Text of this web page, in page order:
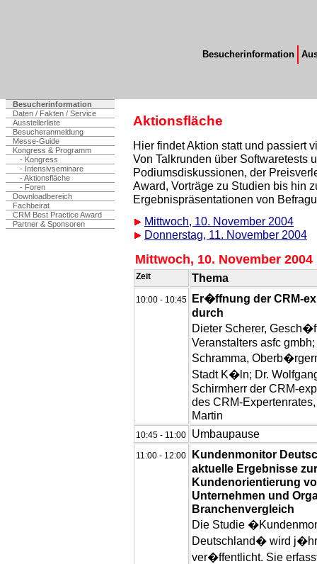
Besucherinformation
Besucherinformation
Daten / Fakten / Service
Ausstellerliste
Besucheranmeldung
Messe-Guide
Kongress & Programm
- Kongress
- Intensivseminare
- Aktionsfläche
- Foren
Downloadbereich
Fachbeirat
CRM Best Practice Award
Partner & Sponsoren
Aktionsfläche
Hier findet Aktion statt und passiert
Von Talkrunden über Softwaretests
Podiumsdiskussionen, der
Award, Vorträge zu Studien bis hin
Ergebnispräsentationen von
Mittwoch, 10. November 2004
Donnerstag, 11. November 2004
Mittwoch, 10. November 2004
Zeit Thema
10:00 - 10:45 Er�ffnung der CRM-
durch
Dieter Scherer,
Veranstalters asfc
Schramma,
Stadt K�ln; Dr.
Schirmherr der CRM-
des CRM-
Martin
10:45 - 11:00 Umbaupause
11:00 - 12:00
Kundenmonitor
aktuelle Ergebnisse zur
Kundenorientierung
Unternehmen und
Branchenvergleich
Die Studie
Deutschland� wird
ver�ffentlicht. Sie